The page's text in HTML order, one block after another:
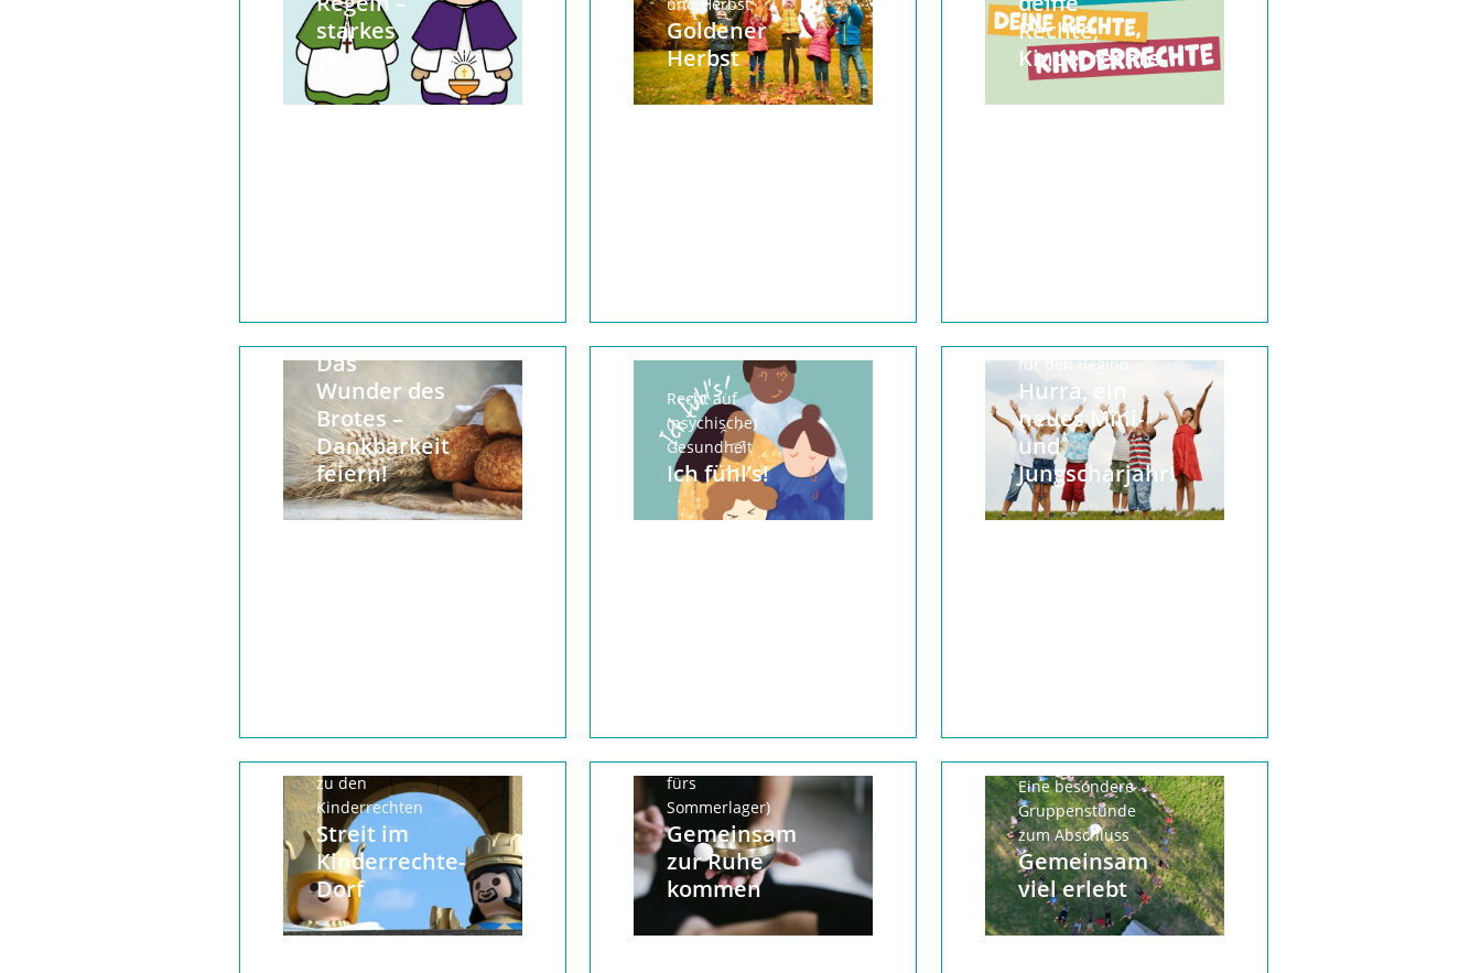
starkes
Team
und Herbst
Goldener
Herbst
Rechte,
Kinderrechte
Das
Wunder des
Brotes –
Dankbarkeit
feiern!
Recht auf
(psychische)
Gesundheit
Ich fühl’s!
für den Beginn
Hurra, ein
neues Mini-
und
Jungscharjahr!
Ein Geländespiel
zu den
Kinderrechten
Streit im
Kinderrechte-
Dorf
Morgen- und
Abendlobe (auch
fürs
Sommerlager)
Gemeinsam
zur Ruhe
kommen
Eine besondere
Gruppenstunde
zum Abschluss
Gemeinsam
viel erlebt